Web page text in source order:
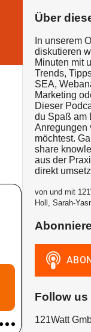
Über
In unserem
diskutieren
Minuten mit
Trends,
SEA,
Marketing
Dieser
du Spaß am
Anregungen
möchtest.
share
aus der
direkt
von und mit
Holl, Sarah-
Follow us
121Watt